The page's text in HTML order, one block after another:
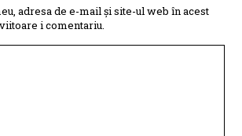
adresa de e-mail și site-ul web în acest
i comentariu.